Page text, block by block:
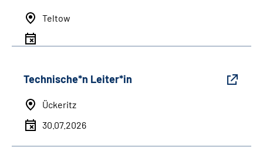
Teltow
Technische*n Leiter*in
Ückeritz
30.07.2026